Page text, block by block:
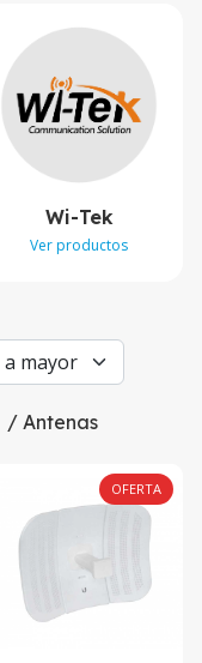
Wi-Tek
Ver productos
/ Antenas
OFERTA